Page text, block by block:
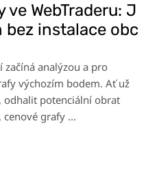
WebTraderu: J
bez instalace obc
analýzou a pro
výchozím bodem. Ať už
potenciální obrat
grafy ...